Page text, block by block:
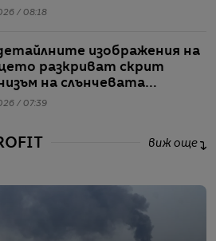
на атаките им
/ 08:18
изображения на
разкриват скрит
на слънчевата
/ 07:39
виж още